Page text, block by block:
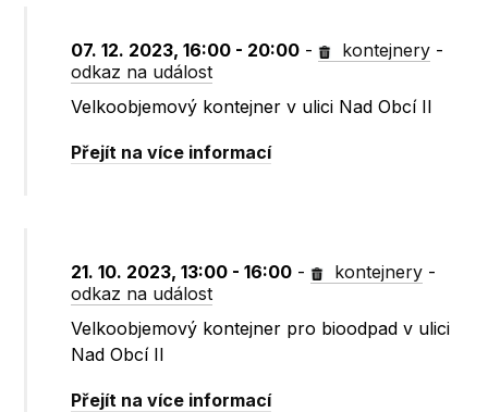
07. 12. 2023, 16:00 - 20:00 - kontejnery -
odkaz na událost
Velkoobjemový kontejner v ulici Nad Obcí II
Přejít na více informací
21. 10. 2023, 13:00 - 16:00 - kontejnery -
odkaz na událost
Velkoobjemový kontejner pro bioodpad v ulici
Nad Obcí II
Přejít na více informací